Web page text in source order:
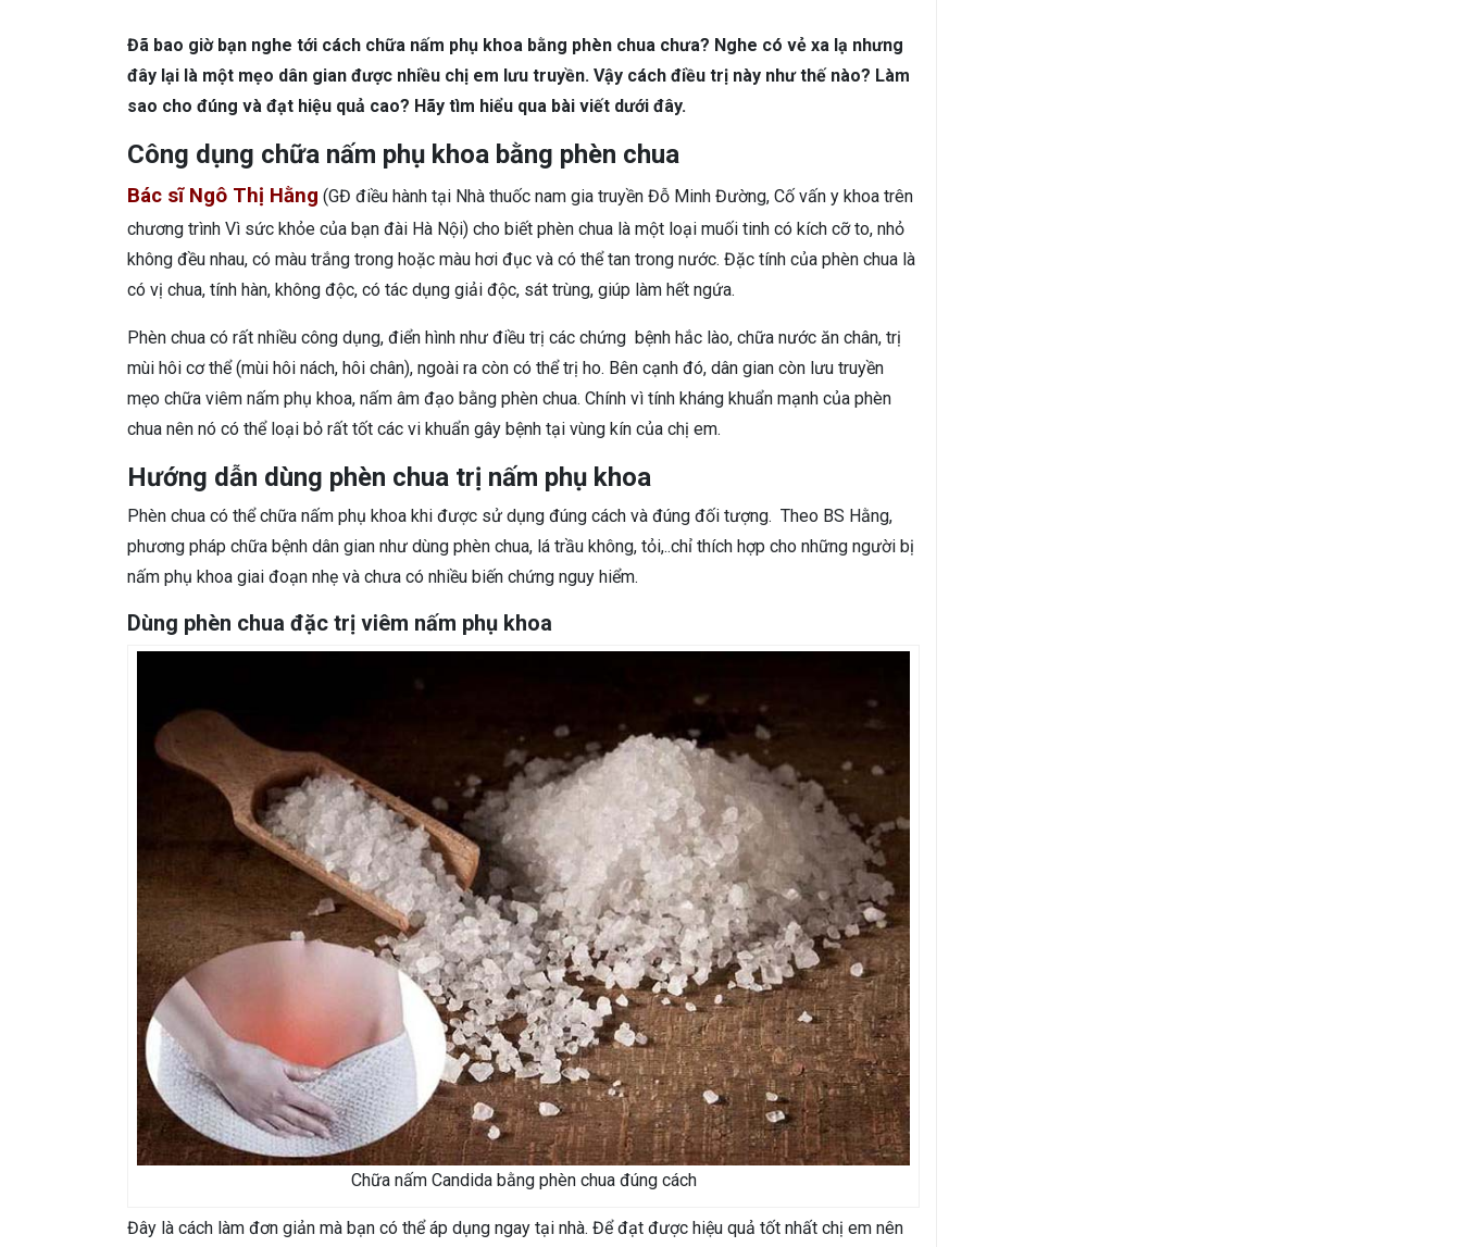
NHA KHOA Viêm Nướu Răng Sâu Răng Viêm Nha Chu Đau Răng Răng Ê Buốt
Đã bao giờ bạn nghe tới cách chữa nấm phụ khoa bằng phèn chua chưa? Nghe có vẻ xa lạ nhưng
đây lại là một mẹo dân gian được nhiều chị em lưu truyền. Vậy cách điều trị này như thế nào? Làm
sao cho đúng và đạt hiệu quả cao? Hãy tìm hiểu qua bài viết dưới đây.
Công dụng chữa nấm phụ khoa bằng phèn chua
Bác sĩ Ngô Thị Hằng (GĐ điều hành tại Nhà thuốc nam gia truyền Đỗ Minh Đường, Cố vấn y khoa trên
chương trình Vì sức khỏe của bạn đài Hà Nội) cho biết phèn chua là một loại muối tinh có kích cỡ to, nhỏ
không đều nhau, có màu trắng trong hoặc màu hơi đục và có thể tan trong nước. Đặc tính của phèn chua là
có vị chua, tính hàn, không độc, có tác dụng giải độc, sát trùng, giúp làm hết ngứa.
Phèn chua có rất nhiều công dụng, điển hình như điều trị các chứng bệnh hắc lào, chữa nước ăn chân, trị
mùi hôi cơ thể (mùi hôi nách, hôi chân), ngoài ra còn có thể trị ho. Bên cạnh đó, dân gian còn lưu truyền
mẹo chữa viêm nấm phụ khoa, nấm âm đạo bằng phèn chua. Chính vì tính kháng khuẩn mạnh của phèn
chua nên nó có thể loại bỏ rất tốt các vi khuẩn gây bệnh tại vùng kín của chị em.
Hướng dẫn dùng phèn chua trị nấm phụ khoa
Phèn chua có thể chữa nấm phụ khoa khi được sử dụng đúng cách và đúng đối tượng. Theo BS Hằng,
phương pháp chữa bệnh dân gian như dùng phèn chua, lá trầu không, tỏi,..chỉ thích hợp cho những người bị
nấm phụ khoa giai đoạn nhẹ và chưa có nhiều biến chứng nguy hiểm.
Dùng phèn chua đặc trị viêm nấm phụ khoa
Chữa nấm Candida bằng phèn chua đúng cách
Đây là cách làm đơn giản mà bạn có thể áp dụng ngay tại nhà. Để đạt được hiệu quả tốt nhất chị em nên